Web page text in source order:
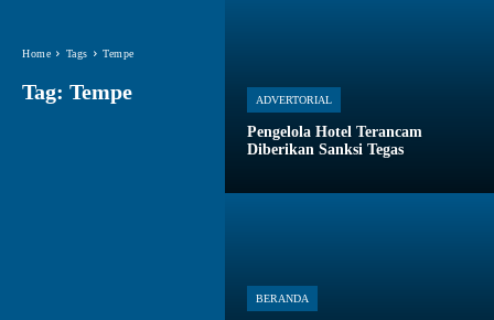
Home Tags Tempe
Tag: Tempe ADVERTORIAL
Pengelola Hotel Terancam
Diberikan Sanksi Tegas
BERANDA